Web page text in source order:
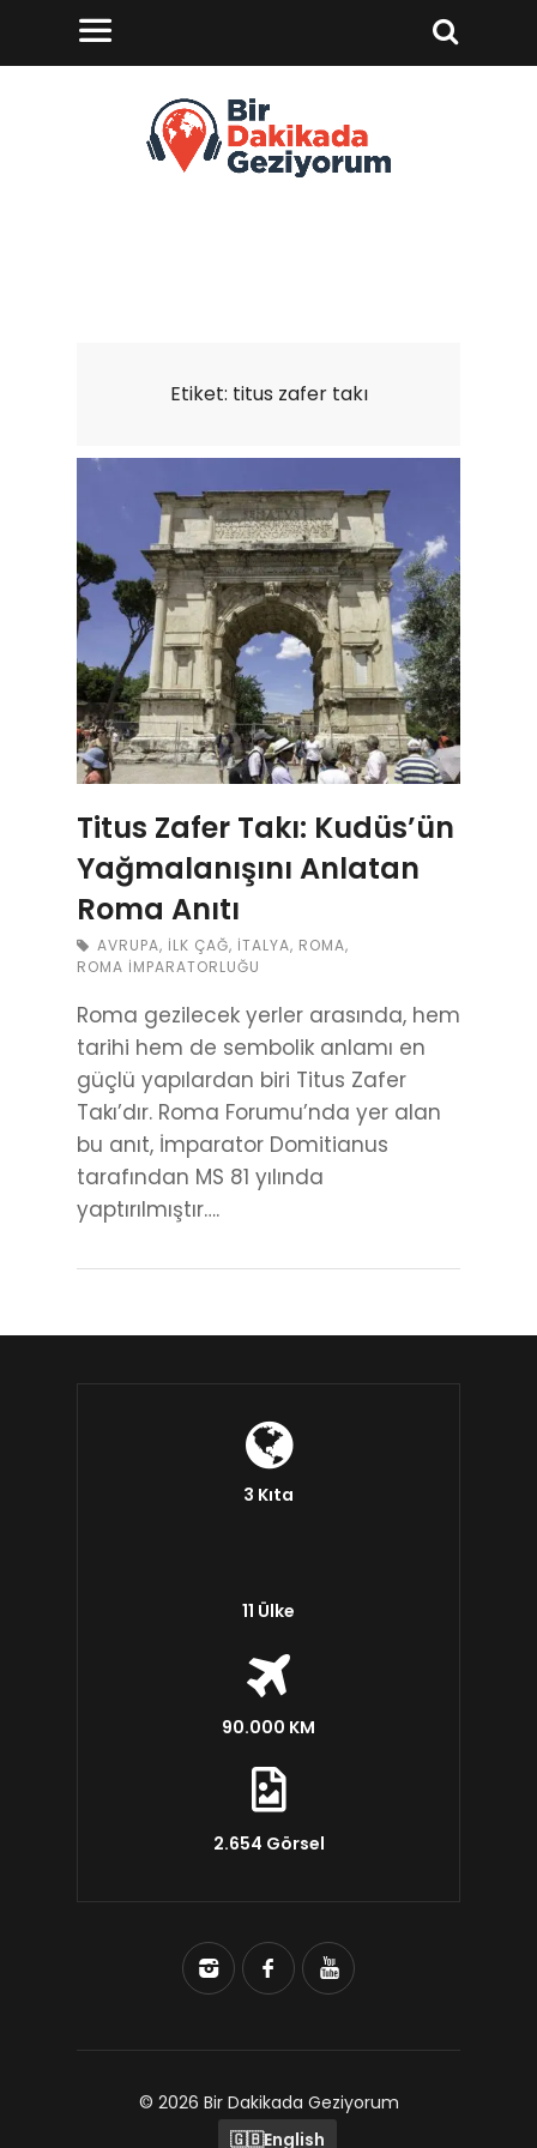
Etiket: titus zafer takı
Titus Zafer Takı: Kudüs’ün
Yağmalanışını Anlatan
Roma Anıtı
AVRUPA, İLK ÇAĞ, İTALYA, ROMA,
ROMA İMPARATORLUĞU
Roma gezilecek yerler arasında, hem
tarihi hem de sembolik anlamı en
güçlü yapılardan biri Titus Zafer
Takı’dır. Roma Forumu’nda yer alan
bu anıt, İmparator Domitianus
tarafından MS 81 yılında
yaptırılmıştır….
3 Kıta
11 Ülke
90.000 KM
2.654 Görsel
© 2026 Bir Dakikada Geziyorum
🇬🇧English